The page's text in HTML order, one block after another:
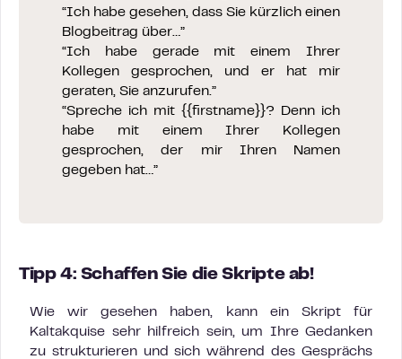
“Ich habe gesehen, dass Sie kürzlich einen
Blogbeitrag über…”
“Ich habe gerade mit einem Ihrer
Kollegen gesprochen, und er hat mir
geraten, Sie anzurufen.”
“Spreche ich mit {{firstname}}? Denn ich
habe mit einem Ihrer Kollegen
gesprochen, der mir Ihren Namen
gegeben hat…”
Tipp 4: Schaffen Sie die Skripte ab!
Wie wir gesehen haben, kann ein Skript für
Kaltakquise sehr hilfreich sein, um Ihre Gedanken
zu strukturieren und sich während des Gesprächs